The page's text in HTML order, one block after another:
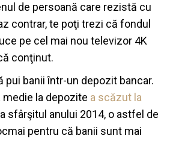
de persoană care rezistă cu
contrar, te poţi trezi că fondul
pe cel mai nou televizor 4K
conţinut.
pui banii într-un depozit bancar.
medie la depozite a scăzut la
la sfârşitul anului 2014, o astfel de
pentru că banii sunt mai